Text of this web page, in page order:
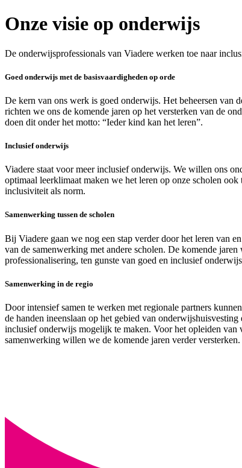
Onze visie op onderwijs
De onderwijsprofessionals van Viadere werken toe naar
Goed onderwijs met de basisvaardigheden op orde
De kern van ons werk is goed onderwijs. Het beheersen van
richten we ons de komende jaren op het versterken van de
doen dit onder het motto: “Ieder kind kan het leren”.
Inclusief onderwijs
Viadere staat voor meer inclusief onderwijs. We willen ons
optimaal leerklimaat maken we het leren op onze scholen
inclusiviteit als norm.
Samenwerking tussen de scholen
Bij Viadere gaan we nog een stap verder door het leren van
van de samenwerking met andere scholen. De komende
professionalisering, ten gunste van goed en inclusief
Samenwerking in de regio
Door intensief samen te werken met regionale partners
de handen ineenslaan op het gebied van
inclusief onderwijs mogelijk te maken. Voor het opleiden van
samenwerking willen we de komende jaren verder versterken.